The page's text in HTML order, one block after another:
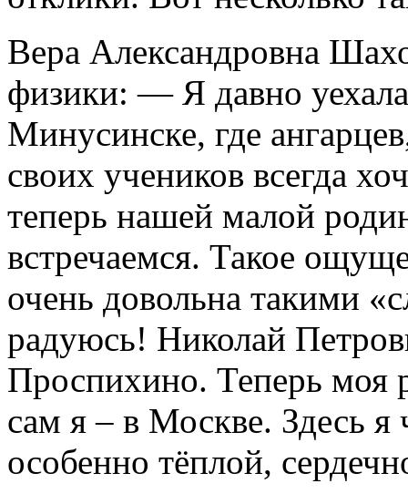
Вера Александровна
физики: — Я давно
Минусинске, где
своих учеников всегда
теперь нашей малой
встречаемся. Такое
очень довольна такими
радуюсь! Николай
Проспихино. Теперь моя
сам я – в Москве. Здесь я
особенно тёплой,